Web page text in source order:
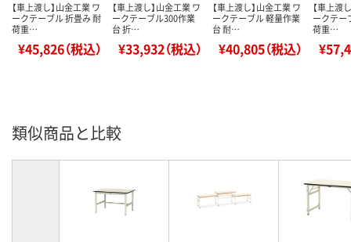
【車上渡し】山金工業 ワ
ークテーブル 折畳み 耐
荷重…
¥45,826（税込）
【車上渡し】山金工業 ワ
ークテーブル300作業
台 折…
¥33,932（税込）
【車上渡し】山金工業 ワ
ークテーブル 軽量作業
台 耐…
¥40,805（税込）
【車上渡
ークテー
荷重…
類似商品と比較